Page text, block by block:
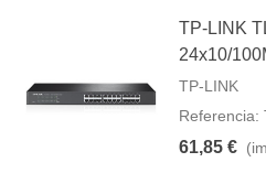
TP-LINK
24x10/
TP-LINK
Referencia:
61,85 €